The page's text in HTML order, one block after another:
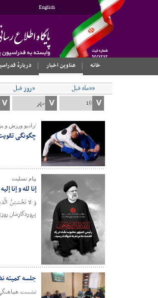
English
خانه
عناوین اخبار دربارهٔ
««ماه قبل «روز قبل
/رادیو ورزش و
چگونگی
پیام تسلیت
‌إنا لله و إنا
وَ لا تَحْسَبَنَّ
پروردگارشان
جلسه کمیته
نشست